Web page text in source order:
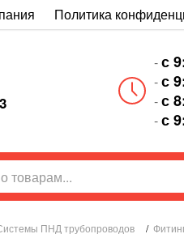
Политика
-с
-с
-с
-с
ПНД трубопроводов /